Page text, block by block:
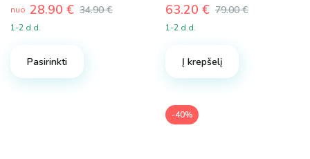
nuo 34.90€
28.90 €
1-2 d.d.
Pasirinkti
79.00€
Original
price
79.00 €.
63.20 €
Current
price
63.20 €.
1-2 d.d.
Į krepšelį
-40%